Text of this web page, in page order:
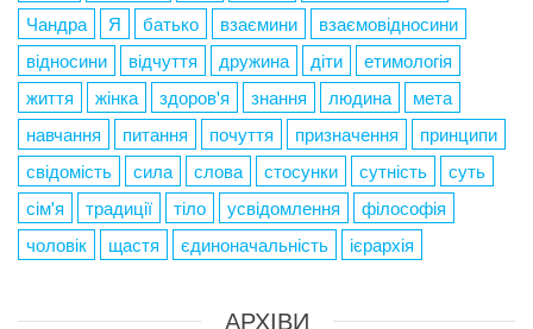
Чандра
Я батько взаємини
взаємовідносини
відносини
відчуття дружина діти
етимологія
життя
жінка здоров'я знання людина
мета
навчання
питання почуття призначення
принципи
свідомість
сила слова стосунки сутність
суть
сім'я
традиції тіло усвідомлення
філософія
чоловік
щастя єдиноначальність ієрархія
АРХІВИ